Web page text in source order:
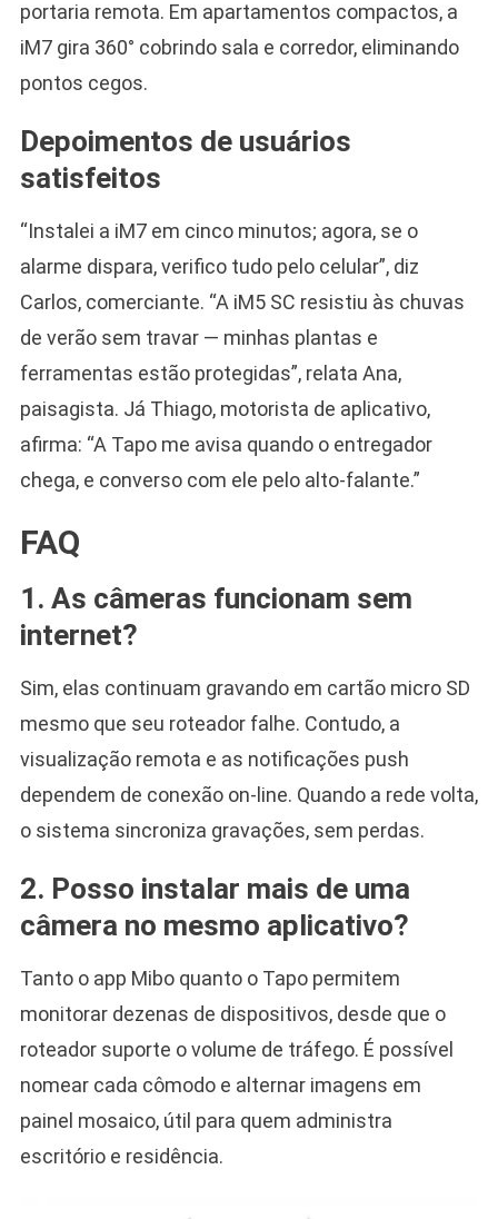
portaria remota. Em apartamentos compactos, a
iM7 gira 360° cobrindo sala e corredor, eliminando
pontos cegos.
Depoimentos de usuários
satisfeitos
“Instalei a iM7 em cinco minutos; agora, se o
alarme dispara, verifico tudo pelo celular”, diz
Carlos, comerciante. “A iM5 SC resistiu às chuvas
de verão sem travar — minhas plantas e
ferramentas estão protegidas”, relata Ana,
paisagista. Já Thiago, motorista de aplicativo,
afirma: “A Tapo me avisa quando o entregador
chega, e converso com ele pelo alto-falante.”
FAQ
1. As câmeras funcionam sem
internet?
Sim, elas continuam gravando em cartão micro SD
mesmo que seu roteador falhe. Contudo, a
visualização remota e as notificações push
dependem de conexão on-line. Quando a rede volta,
o sistema sincroniza gravações, sem perdas.
2. Posso instalar mais de uma
câmera no mesmo aplicativo?
Tanto o app Mibo quanto o Tapo permitem
monitorar dezenas de dispositivos, desde que o
roteador suporte o volume de tráfego. É possível
nomear cada cômodo e alternar imagens em
painel mosaico, útil para quem administra
escritório e residência.